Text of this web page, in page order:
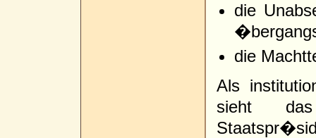
die
die
Als
sieht